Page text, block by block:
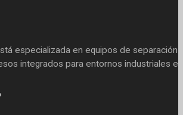
especializada en equipos de separación
integrados para entornos industriales